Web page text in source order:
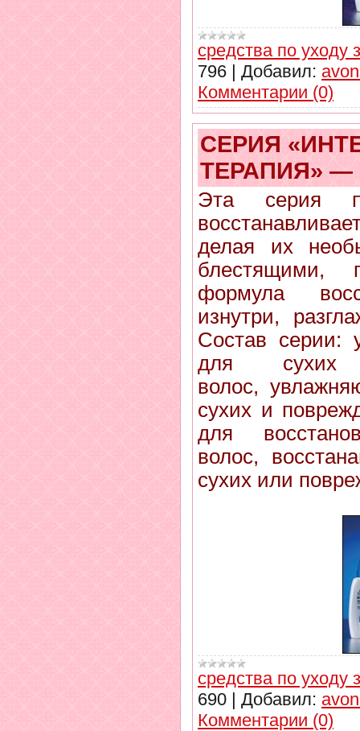
средства по уходу
796 | Добавил:
Комментарии (0)
СЕРИЯ
ТЕРАПИЯ» —
Эта серия
делая их
блестящими,
формула
изнутри,
Состав серии:
для сухих
волос,
сухих и
для
волос,
сухих или
средства по уходу
690 | Добавил:
Комментарии (0)